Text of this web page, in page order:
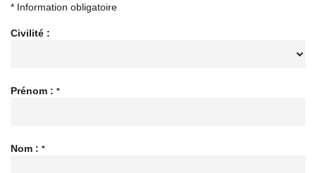
* Information obligatoire
Civilité :
Prénom : *
Nom : *